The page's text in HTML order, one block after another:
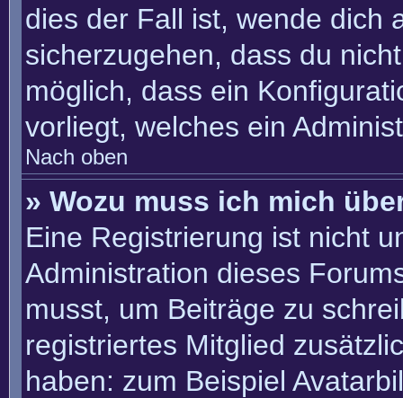
dies der Fall ist, wende dich
sicherzugehen, dass du
möglich, dass ein
vorliegt, welches ein
Nach oben
» Wozu muss ich mich
Eine Registrierung ist nicht
Administration dieses
musst, um Beiträge zu
registriertes Mitglied
haben: zum Beispiel